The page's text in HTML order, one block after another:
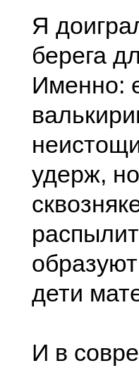
Я
берега
Именно:
удерж,
дети
И в